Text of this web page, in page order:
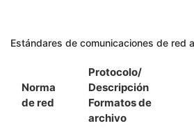
Estándares de comunicaciones de red
Norma
de red
Protocolo/
Descripción
Formatos de
archivo